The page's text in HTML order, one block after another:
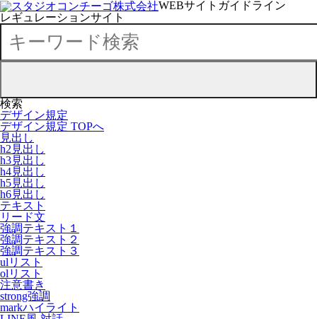
WEBサイトガイドライン
レギュレーションサイト
検索
デザイン規定
デザイン規定 TOPへ
見出し
h2見出し
h3見出し
h4見出し
h5見出し
h6見出し
テキスト
リード文
強調テキスト１
強調テキスト２
強調テキスト３
ulリスト
olリスト
注意書き
strong強調
markハイライト